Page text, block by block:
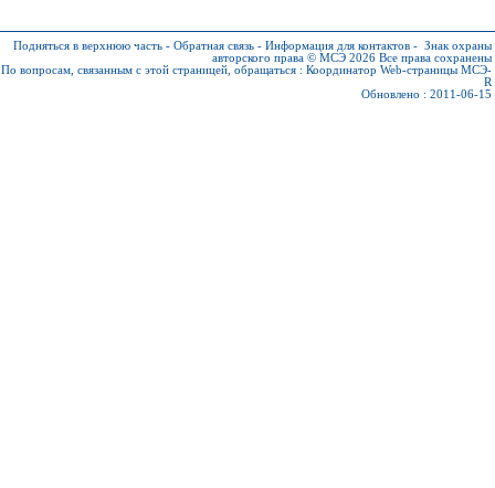
Подняться в верхнюю часть - Обратная связь - Информация для контактов - Знак охраны
авторского права © МСЭ 2026 Все права сохранены
По вопросам, связанным с этой страницей, обращаться : Координатор Web-страницы МСЭ-
R
Обновлено : 2011-06-15